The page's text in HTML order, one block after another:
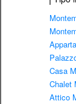
Casa
Chalet
Attico